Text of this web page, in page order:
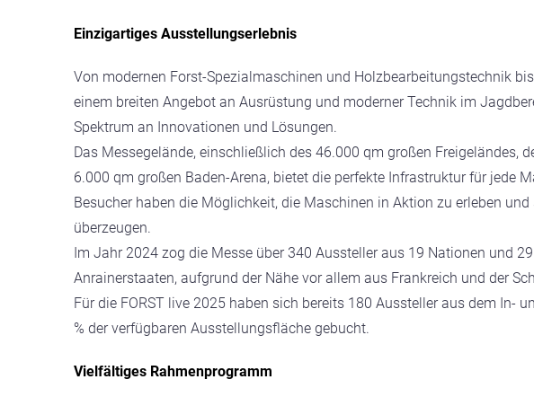
Einzigartiges Ausstellungserlebnis
Von modernen Forst-Spezialmaschinen und Holzbearbeitungstechnik
einem breiten Angebot an Ausrüstung und moderner Technik im
Spektrum an Innovationen und Lösungen.
Das Messegelände, einschließlich des 46.000 qm großen Freigeländes,
6.000 qm großen Baden-Arena, bietet die perfekte Infrastruktur für jede
Besucher haben die Möglichkeit, die Maschinen in Aktion zu erleben
überzeugen.
Im Jahr 2024 zog die Messe über 340 Aussteller aus 19 Nationen und
Anrainerstaaten, aufgrund der Nähe vor allem aus Frankreich und der
Für die FORST live 2025 haben sich bereits 180 Aussteller aus dem In-
% der verfügbaren Ausstellungsfläche gebucht.
Vielfältiges Rahmenprogramm